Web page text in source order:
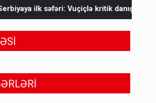
danışıqlar Mask Ukraynaya bunu